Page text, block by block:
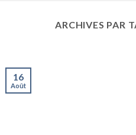
ARCHIVES PAR
16
Août